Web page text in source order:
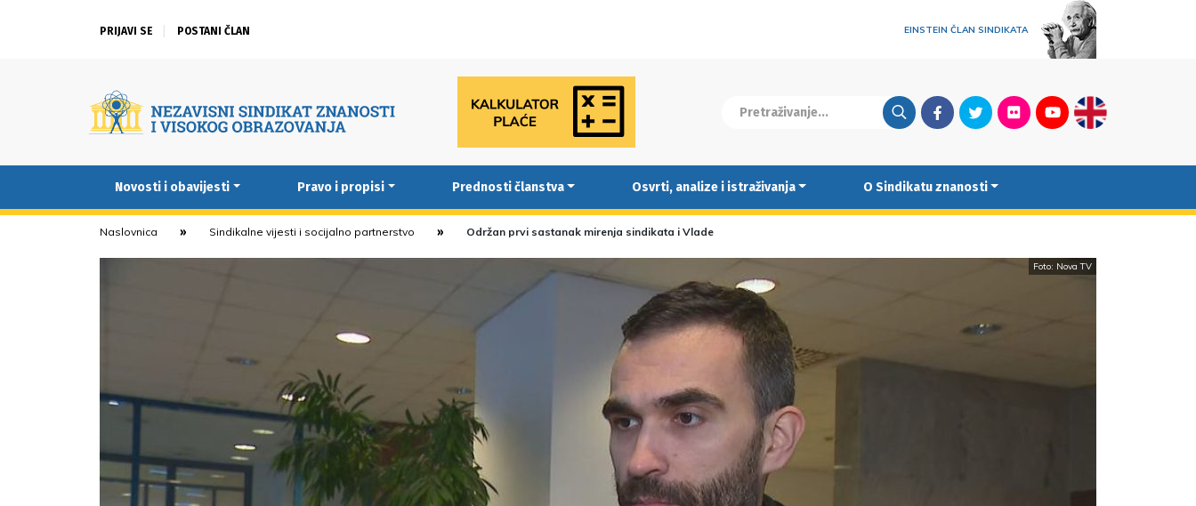
PRIJAVI SE POSTANI ČLAN EINSTEIN ČLAN SINDIKATA
FacebookTwitterFlickrYoutubeEnglish
Novosti i obavijesti Pravo i propisi Prednosti članstva Osvrti, analize i istraživanja O Sindikatu znanosti
Naslovnica Sindikalne vijesti i socijalno partnerstvo Održan prvi sastanak mirenja sindikata i Vlade
Foto: Nova TV